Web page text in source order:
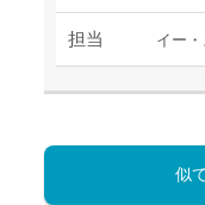
担当 イー
似